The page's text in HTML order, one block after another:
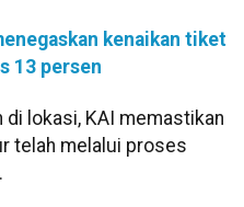
kenaikan tiket
13 persen
di lokasi, KAI memastikan
telah melalui proses